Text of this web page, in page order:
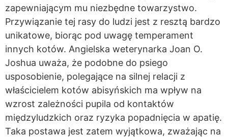
zapewniającym mu niezbędne towarzystwo.
Przywiązanie tej rasy do ludzi jest z resztą bardzo
unikatowe, biorąc pod uwagę temperament
innych kotów. Angielska weterynarka Joan O.
Joshua uważa, że podobne do psiego
usposobienie, polegające na silnej relacji z
właścicielem kotów abisyńskich ma wpływ na
wzrost zależności pupila od kontaktów
międzyludzkich oraz ryzyka popadnięcia w apatię.
Taka postawa jest zatem wyjątkowa, zważając na